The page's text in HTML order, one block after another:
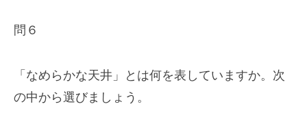
問６
「なめらかな天井」とは何を表していますか。次
の中から選びましょう。